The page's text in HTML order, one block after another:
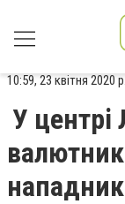
10:59, 23 квітня 2020 р.
У центрі